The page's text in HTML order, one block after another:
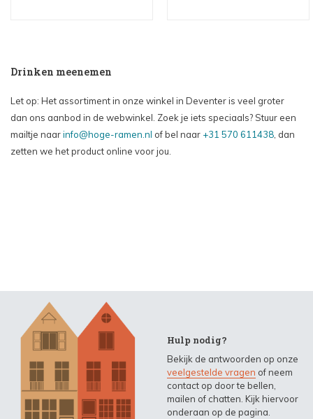
Drinken meenemen
Let op: Het assortiment in onze winkel in Deventer is veel groter
dan ons aanbod in de webwinkel. Zoek je iets speciaals? Stuur een
mailtje naarinfo@hoge-ramen.nl of bel naar +31 570 611438, dan
zetten we het product online voor jou.
Hulp nodig?
Bekijk de antwoorden op onze
veelgestelde vragen of neem
contact op door te bellen,
mailen of chatten. Kijk hiervoor
onderaan op de pagina.